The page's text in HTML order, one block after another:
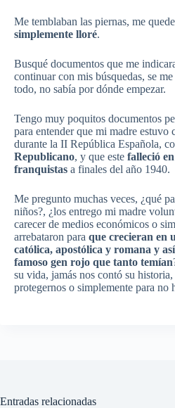
Me temblaban las piernas, me quede
simplemente lloré.
Busqué documentos que me
continuarcon mis búsquedas, se me
todo, no sabía por dónde empezar.
Tengo muy poquitos documentos
para entender que mi madre estuvo
durante la II República Española,
Republicano, y que este falleció en
franquistas a finales del año 1940.
Me pregunto muchas veces, ¿qué
niños?, ¿los entrego mi madre
carecerde medios económicos o
arrebataron para que crecieran en
católica, apostólica y romana y así
famoso gen rojo que tanto temían
su vida, jamás nos contó su historia,
protegernos o simplemente para no
Entradas relacionadas